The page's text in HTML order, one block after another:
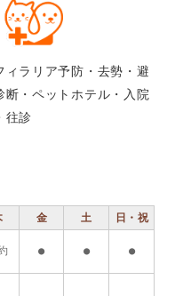
ラリア予防・去勢・避
断・ペットホテル・入院
往診
金 土
日・祝
● ● ●